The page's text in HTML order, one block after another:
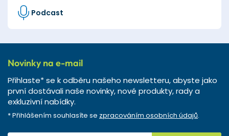
Podcast
Novinky na e-mail
Přihlaste* se k odběru našeho newsletteru, abyste jako
první dostávali naše novinky, nové produkty, rady a
exkluzivní nabídky.
* Přihlášením souhlasíte se zpracováním osobních údajů.